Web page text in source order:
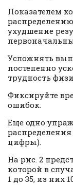
Показателем
ухудшение
Усложнять
постепенно
трудность
Фиксируйте
ошибок.
Еще одно
цифры).
На рис. 2
которой в
1 до 35, из них